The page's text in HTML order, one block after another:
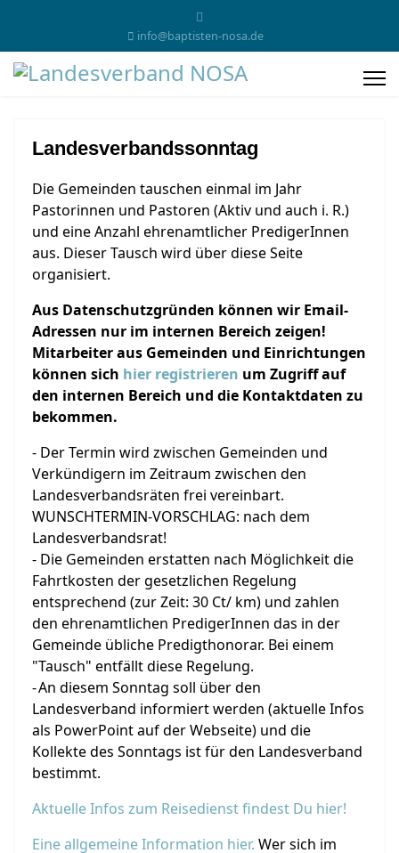
info@baptisten-nosa.de
Landesverbandssonntag
Die Gemeinden tauschen einmal im Jahr
Pastorinnen und Pastoren (Aktiv und auch i. R.)
und eine Anzahl ehrenamtlicher PredigerInnen
aus. Dieser Tausch wird über diese Seite
organisiert.
Aus Datenschutzgründen können wir Email-
Adressen nur im internen Bereich zeigen!
Mitarbeiter aus Gemeinden und Einrichtungen
können sich hier registrieren um Zugriff auf
den internen Bereich und die Kontaktdaten zu
bekommen.
- Der Termin wird zwischen Gemeinden und
Verkündigern im Zeitraum zwischen den
Landesverbandsräten frei vereinbart.
WUNSCHTERMIN-VORSCHLAG: nach dem
Landesverbandsrat!
- Die Gemeinden erstatten nach Möglichkeit die
Fahrtkosten der gesetzlichen Regelung
entsprechend (zur Zeit: 30 Ct/ km) und zahlen
den ehrenamtlichen PredigerInnen das in der
Gemeinde übliche Predigthonorar. Bei einem
"Tausch" entfällt diese Regelung.
-An diesem Sonntag soll über den
Landesverband informiert werden (aktuelle Infos
als PowerPoint auf der Webseite) und die
Kollekte des Sonntags ist für den Landesverband
bestimmt.
Aktuelle Infos zum Reisedienst findest Du hier!
Eine allgemeine Information hier. Wer sich im